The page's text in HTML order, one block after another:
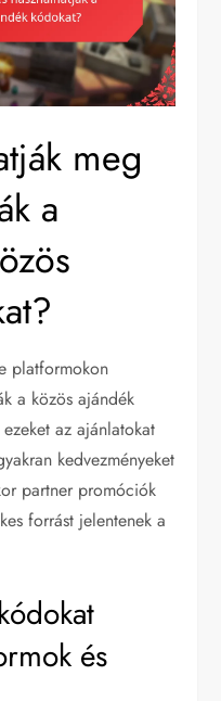
meg
a
platformokon
a közös ajándék
az ajánlatokat
kedvezményeket
partner promóciók
forrást jelentenek a
és